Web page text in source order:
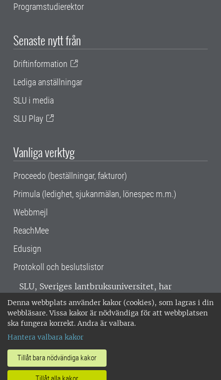
Denna webbplats använder kakor (cookies), som lagras i din
webbläsare. Vissa kakor är nödvändiga för att webbplatsen
ska fungera korrekt. Andra är valbara.
Hantera valbara kakor
Tillåt bara nödvändiga kakor
Programstudierektor
Senaste nytt från
Driftinformation
Lediga anställningar
SLU i media
SLU Play
Vanliga verktyg
Proceedo (beställningar, fakturor)
Primula (ledighet, sjukanmälan, lönespec m.m.)
Webbmejl
ReachMee
Edusign
Protokoll och beslutslistor
SLU, Sveriges lantbruksuniversitet, har
verksamhet över hela Sverige. Huvudorter är
Alnarp, Uppsala och Umeå.SLU är
miljöcertifierat enligt ISO 14001. •
018-67 10 00 • Org nr: 202100-2817 •
Om SLU:s webbplatser
•Hantera kakor•Behandling av